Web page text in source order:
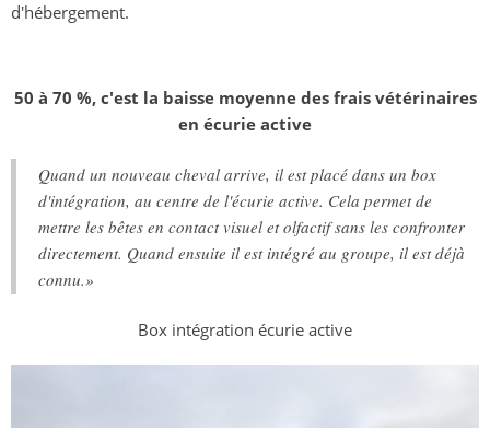
d'hébergement.
50 à 70 %, c'est la baisse moyenne des frais vétérinaires
en écurie active
Quand un nouveau cheval arrive, il est placé dans un box
d'intégration, au centre de l'écurie active. Cela permet de
mettre les bêtes en contact visuel et olfactif sans les confronter
directement. Quand ensuite il est intégré au groupe, il est déjà
connu.»
Box intégration écurie active